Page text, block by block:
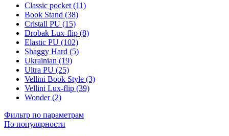
Classic pocket (11)
Book Stand (38)
Cristall PU (15)
Drobak Lux-flip (8)
Elastic PU (102)
Shaggy Hard (5)
Ukrainian (19)
Ultra PU (25)
Vellini Book Style (3)
Vellini Lux-flip (39)
Wonder (2)
Фильтр по параметрам
По популярности